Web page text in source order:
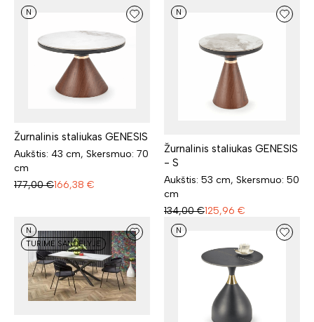
N
Žurnalinis staliukas GENESIS
Aukštis: 43 cm, Skersmuo: 70
cm
177,00 €166,38 €
N
Žurnalinis staliukas GENESIS
- S
Aukštis: 53 cm, Skersmuo: 50
cm
134,00 €125,96 €
N
TURIME SANDĖLYJE
N